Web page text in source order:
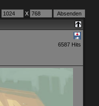
X
6587 Hits